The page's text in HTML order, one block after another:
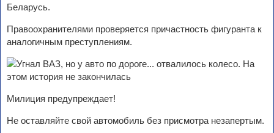
Беларусь.
Правоохранителями проверяется причастность фигуранта к
аналогичным преступлениям.
Милиция предупреждает!
Не оставляйте свой автомобиль без присмотра незапертым.